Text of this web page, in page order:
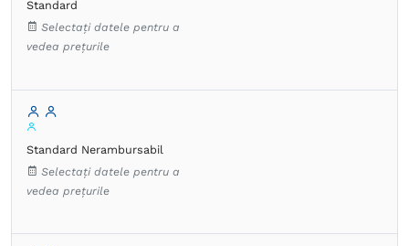
Standard
Selectați datele pentru a
vedea prețurile
Standard Nerambursabil
Selectați datele pentru a
vedea prețurile